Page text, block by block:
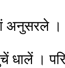
अनुसरले ।
धालें ।